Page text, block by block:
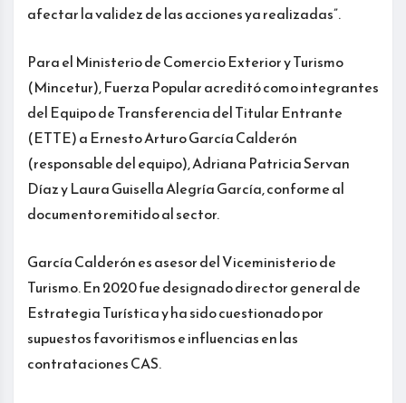
afectar la validez de las acciones ya realizadas”.
Para el Ministerio de Comercio Exterior y Turismo
(Mincetur), Fuerza Popular acreditó como integrantes
del Equipo de Transferencia del Titular Entrante
(ETTE) a Ernesto Arturo García Calderón
(responsable del equipo), Adriana Patricia Servan
Díaz y Laura Guisella Alegría García, conforme al
documento remitido al sector.
García Calderón es asesor del Viceministerio de
Turismo. En 2020 fue designado director general de
Estrategia Turística y ha sido cuestionado por
supuestos favoritismos e influencias en las
contrataciones CAS.